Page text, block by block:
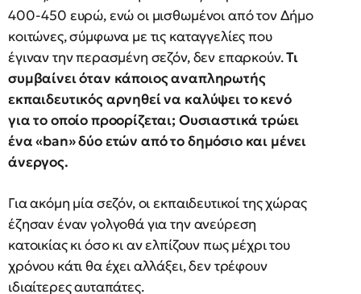
400-450 ευρώ, ενώ οι μισθωμένοι από τον Δήμο
κοιτώνες, σύμφωνα με τις καταγγελίες που
έγιναν την περασμένη σεζόν, δεν επαρκούν.Τι
συμβαίνει όταν κάποιος αναπληρωτής
εκπαιδευτικός αρνηθεί να καλύψει το κενό
για το οποίο προορίζεται; Ουσιαστικά τρώει
ένα «ban» δύο ετών από το δημόσιο και μένει
άνεργος.
Για ακόμη μία σεζόν, οι εκπαιδευτικοί της χώρας
έζησαν έναν γολγοθά για την ανεύρεση
κατοικίας κι όσο κι αν ελπίζουν πως μέχρι του
χρόνου κάτι θα έχει αλλάξει, δεν τρέφουν
ιδιαίτερες αυταπάτες.